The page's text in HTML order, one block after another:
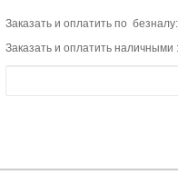
Заказать и оплатить по
Заказать и оплатить наличными